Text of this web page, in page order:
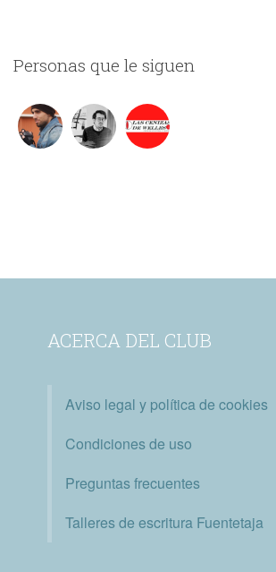
Personas que le siguen
ACERCA DEL CLUB
Aviso legal y política de cookies
Condiciones de uso
Preguntas frecuentes
Talleres de escritura Fuentetaja